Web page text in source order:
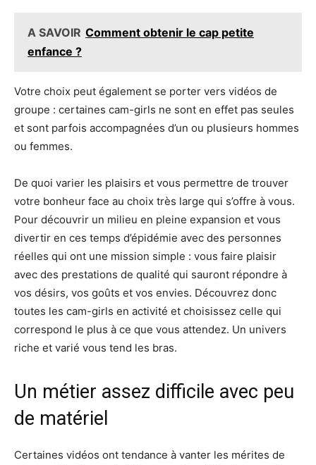
A SAVOIR Comment obtenir le cap petite
enfance ?
Votre choix peut également se porter vers vidéos de
groupe : certaines cam-girls ne sont en effet pas seules
et sont parfois accompagnées d’un ou plusieurs hommes
ou femmes.
De quoi varier les plaisirs et vous permettre de trouver
votre bonheur face au choix très large qui s’offre à vous.
Pour découvrir un milieu en pleine expansion et vous
divertir en ces temps d’épidémie avec des personnes
réelles qui ont une mission simple : vous faire plaisir
avec des prestations de qualité qui sauront répondre à
vos désirs, vos goûts et vos envies. Découvrez donc
toutes les cam-girls en activité et choisissez celle qui
correspond le plus à ce que vous attendez. Un univers
riche et varié vous tend les bras.
Un métier assez difficile avec peu
de matériel
Certaines vidéos ont tendance à vanter les mérites de